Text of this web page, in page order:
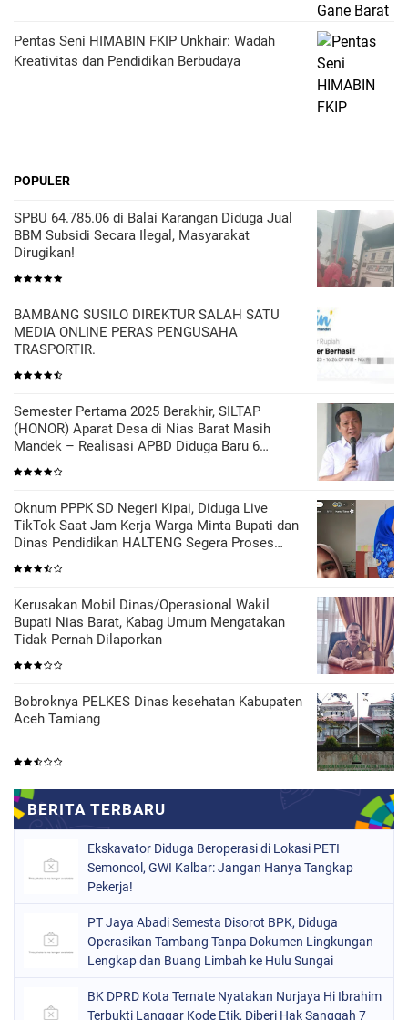
Pentas Seni HIMABIN FKIP Unkhair: Wadah
Kreativitas dan Pendidikan Berbudaya
POPULER
SPBU 64.785.06 di Balai Karangan Diduga Jual
BBM Subsidi Secara Ilegal, Masyarakat
Dirugikan!
BAMBANG SUSILO DIREKTUR SALAH SATU
MEDIA ONLINE PERAS PENGUSAHA
TRASPORTIR.
Semester Pertama 2025 Berakhir, SILTAP
(HONOR) Aparat Desa di Nias Barat Masih
Mandek – Realisasi APBD Diduga Baru 6
Persen
Oknum PPPK SD Negeri Kipai, Diduga Live
TikTok Saat Jam Kerja Warga Minta Bupati dan
Dinas Pendidikan HALTENG Segera Proses
Sesuai Hukum
Kerusakan Mobil Dinas/Operasional Wakil
Bupati Nias Barat, Kabag Umum Mengatakan
Tidak Pernah Dilaporkan
Bobroknya PELKES Dinas kesehatan Kabupaten
Aceh Tamiang
Ekskavator Diduga Beroperasi di Lokasi PETI
Semoncol, GWI Kalbar: Jangan Hanya Tangkap
Pekerja!
PT Jaya Abadi Semesta Disorot BPK, Diduga
Operasikan Tambang Tanpa Dokumen Lingkungan
Lengkap dan Buang Limbah ke Hulu Sungai
BK DPRD Kota Ternate Nyatakan Nurjaya Hi Ibrahim
Terbukti Langgar Kode Etik, Diberi Hak Sanggah 7